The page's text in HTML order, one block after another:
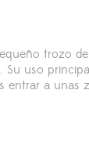
trozo
Su uso
entrar a unas